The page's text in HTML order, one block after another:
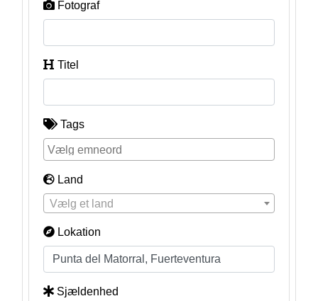
Fotograf
Titel
Tags
Land
Vælg et land
Lokation
Sjældenhed